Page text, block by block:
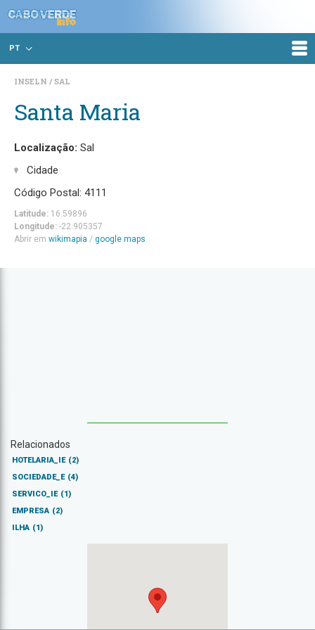
PT
INSELN SAL
Santa Maria
Localização: Sal
Cidade
Código Postal: 4111
Latitude: 16.59896
Longitude: -22.905357
Abrir em wikimapia / google maps
Relacionados
HOTELARIA_IE (2)
SOCIEDADE_E (4)
SERVICO_IE (1)
EMPRESA (2)
ILHA (1)